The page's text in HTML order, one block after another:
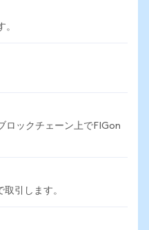
。
ロックチェーン上でFIGon
引します。